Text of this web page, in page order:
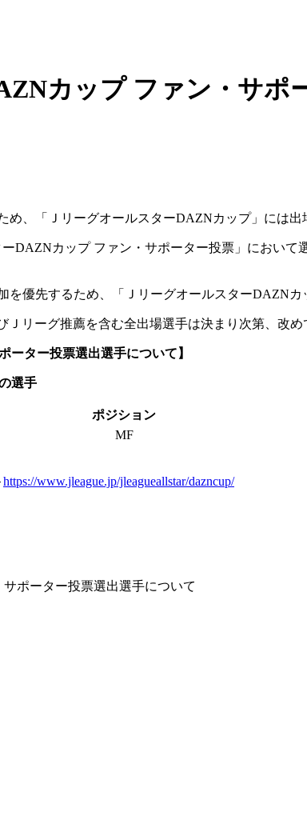
カップ ファン・サポ
め、「ＪリーグオールスターDAZNカップ」には出
DAZNカップ ファン・サポーター投票」において
を優先するため、「ＪリーグオールスターDAZNカ
リーグ推薦を含む全出場選手は決まり次第、改め
ーター投票選出選手について】
選手
ポジション
MF
https://www.jleague.jp/jleagueallstar/dazncup/
ポーター投票選出選手について